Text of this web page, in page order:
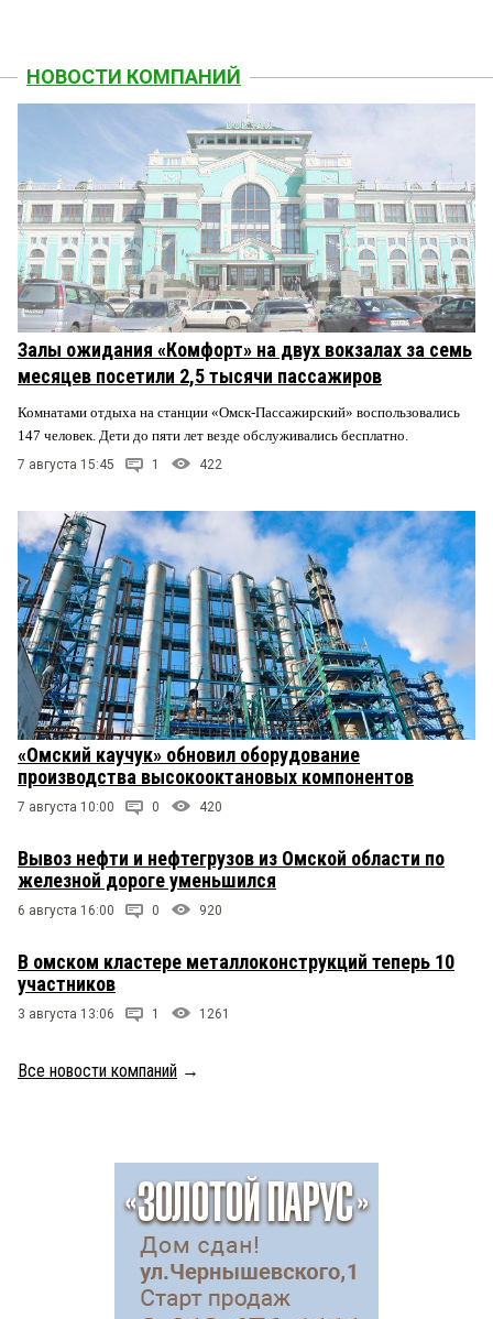
НОВОСТИ КОМПАНИЙ
Залы ожидания «Комфорт» на двух вокзалах за семь
месяцев посетили 2,5 тысячи пассажиров
Комнатами отдыха на станции «Омск-Пассажирский» воспользовались
147 человек. Дети до пяти лет везде обслуживались бесплатно.
7 августа 15:45 1 422
«Омский каучук» обновил оборудование
производства высокооктановых компонентов
7 августа 10:00 0 420
Вывоз нефти и нефтегрузов из Омской области по
железной дороге уменьшился
6 августа 16:00 0 920
В омском кластере металлоконструкций теперь 10
участников
3 августа 13:06 1 1261
Все новости компаний →